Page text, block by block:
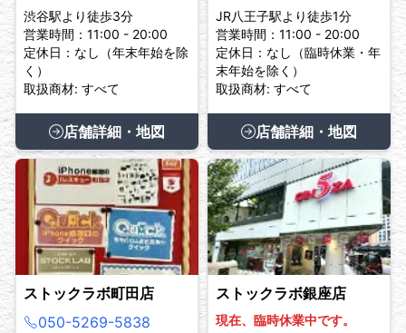
渋谷駅より徒歩3分
営業時間：11:00 - 20:00
定休日：なし（年末年始を除
く）
取扱商材: すべて
店舗詳細・地図
JR八王子駅より徒歩1分
営業時間：11:00 - 20:00
定休日：なし（臨時休業・年
末年始を除く）
取扱商材: すべて
店舗詳細・地図
ストックラボ町田店
050-5269-5838
ストックラボ銀座店
現在、臨時休業中です。